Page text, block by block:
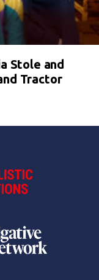
Stole and
Tractor